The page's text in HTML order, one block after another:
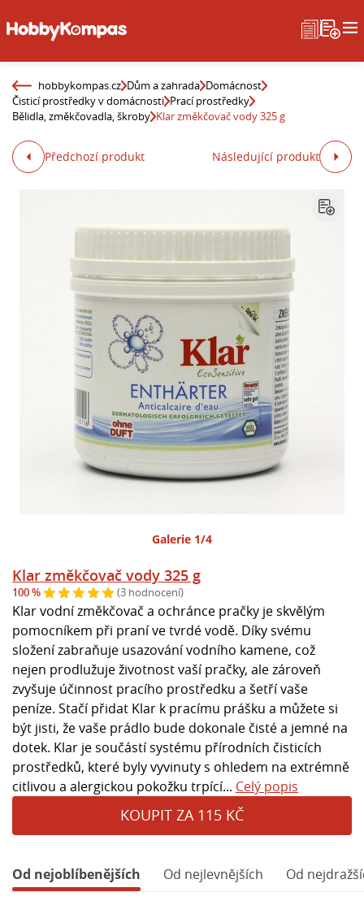
hobbykompas.cz Dům a zahrada Domácnost
Čisticí prostředky v domácnosti Prací prostředky
Bělidla, změkčovadla, škroby Klar změkčovač vody 325 g
Předchozí produkt Následující produkt
Galerie 1/4
Klar změkčovač vody 325 g
100 % (3 hodnocení)
Klar vodní změkčovač a ochránce pračky je skvělým
pomocníkem při praní ve tvrdé vodě. Díky svému
složení zabraňuje usazování vodního kamene, což
nejen prodlužuje životnost vaší pračky, ale zároveň
zvyšuje účinnost pracího prostředku a šetří vaše
peníze. Stačí přidat Klar k pracímu prášku a můžete si
být jisti, že vaše prádlo bude dokonale čisté a jemné na
dotek. Klar je součástí systému přírodních čisticích
prostředků, které byly vyvinuty s ohledem na extrémně
citlivou a alergickou pokožku trpící... Celý popis
KOUPIT ZA 115 KČ
Od nejoblíbenějších Od nejlevnějších Od